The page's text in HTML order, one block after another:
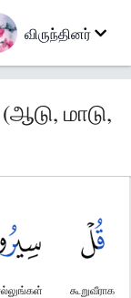
விருந்தினர்
மாடு,
கூறுவீராக